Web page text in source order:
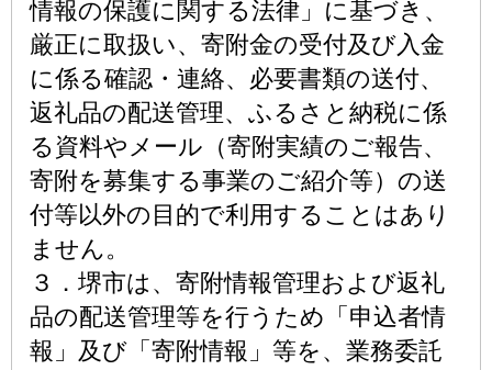
情報の保護に関する法律」に基づき、
厳正に取扱い、寄附金の受付及び入金
に係る確認・連絡、必要書類の送付、
返礼品の配送管理、ふるさと納税に係
る資料やメール（寄附実績のご報告、
寄附を募集する事業のご紹介等）の送
付等以外の目的で利用することはあり
ません。
３．堺市は、寄附情報管理および返礼
品の配送管理等を行うため「申込者情
報」及び「寄附情報」等を、業務委託